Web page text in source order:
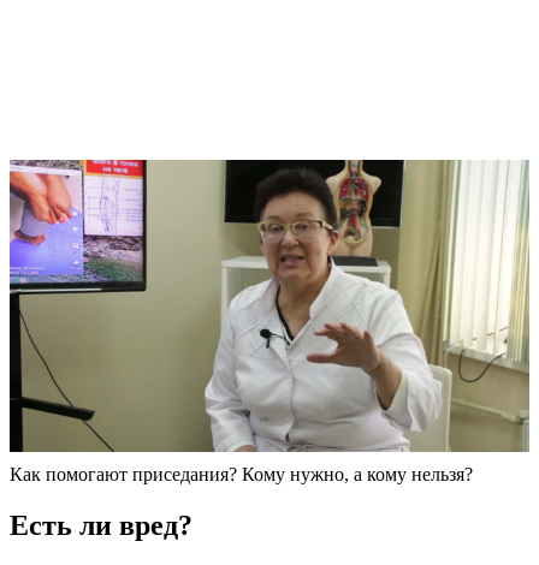
Как помогают приседания? Кому нужно, а кому нельзя?
Есть ли вред?